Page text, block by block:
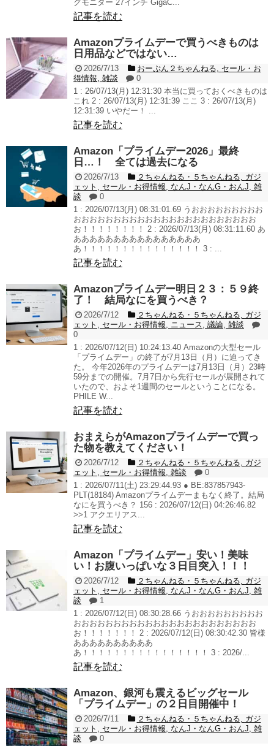
グモニター 27インチ GigaC...
記事を読む
Amazonプライムデーで買うべきものは
日用品などではない…
2026/7/13 おーぷん２ちゃんねる, セール・お
得情報, 雑談
0
1 : 26/07/13(月) 12:31:30 本当に買っておくべきものは
これ 2 : 26/07/13(月) 12:31:39 ここ 3 : 26/07/13(月)
12:31:39 いやだー！ ...
記事を読む
Amazon「プライムデー2026」最終
日…！ 全ては過去になる
2026/7/13 ２ちゃんねる・５ちゃんねる, ガジ
ェット , セール・お得情報, なんJ・なんG・おんJ, 雑
談
0
1 : 2026/07/13(月) 08:31:01.69 うおおおおおおおおお
おおおおおおおおおおおおおおおおおおおおおおお
お！！！！！！！！ 2 : 2026/07/13(月) 08:31:11.60 あ
ああああああああああああああああ
あ！！！！！！！！！！！！！！！ 3 : ...
記事を読む
Amazonプライムデー明日２３：５９終
了！ 結局なにを買うべき？
2026/7/12 ２ちゃんねる・５ちゃんねる, ガジ
ェット , セール・お得情報, ニュース, 議論, 雑談
0
1 : 2026/07/12(日) 10:24:13.40 Amazonの大型セール
「プライムデー」の終了が7月13日（月）に迫ってき
た。 今年2026年のプライムデーは7月13日（月）23時
59分までの開催。7月7日から先行セールが展開されて
いたので、およそ1週間のセールということになる。
PHILE W...
記事を読む
おまえらがAmazonプライムデーで買っ
た物を教えてください！
2026/7/12 ２ちゃんねる・５ちゃんねる, ガジ
ェット , セール・お得情報, 雑談
0
1 : 2026/07/11(土) 23:29:44.93 ● BE:837857943-
PLT(18184) Amazonプライムデーまもなく終了。結局
なにを買うべき？ 156 : 2026/07/12(日) 04:26:46.82
>>1 アクエリアス...
記事を読む
Amazon「プライムデー」安い！美味
い！お腹いっぱいな３日目突入！！！
2026/7/12 ２ちゃんねる・５ちゃんねる, ガジ
ェット , セール・お得情報, なんJ・なんG・おんJ, 雑
談
1
1 : 2026/07/12(日) 08:30:28.66 うおおおおおおおおお
おおおおおおおおおおおおおおおおおおおおおおお
お！！！！！！！ 2 : 2026/07/12(日) 08:30:42.30 皆様
ああああああああああ
あ！！！！！！！！！！！！！！！！ 3 : 2026/...
記事を読む
Amazon、銀河も震えるビッグセール
「プライムデー」の２日目開催中！
2026/7/11 ２ちゃんねる・５ちゃんねる, ガジ
ェット , セール・お得情報, なんJ・なんG・おんJ, 雑
談
0